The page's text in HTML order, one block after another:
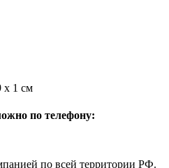
х 1 см
по телефону:
по всей территории РФ.